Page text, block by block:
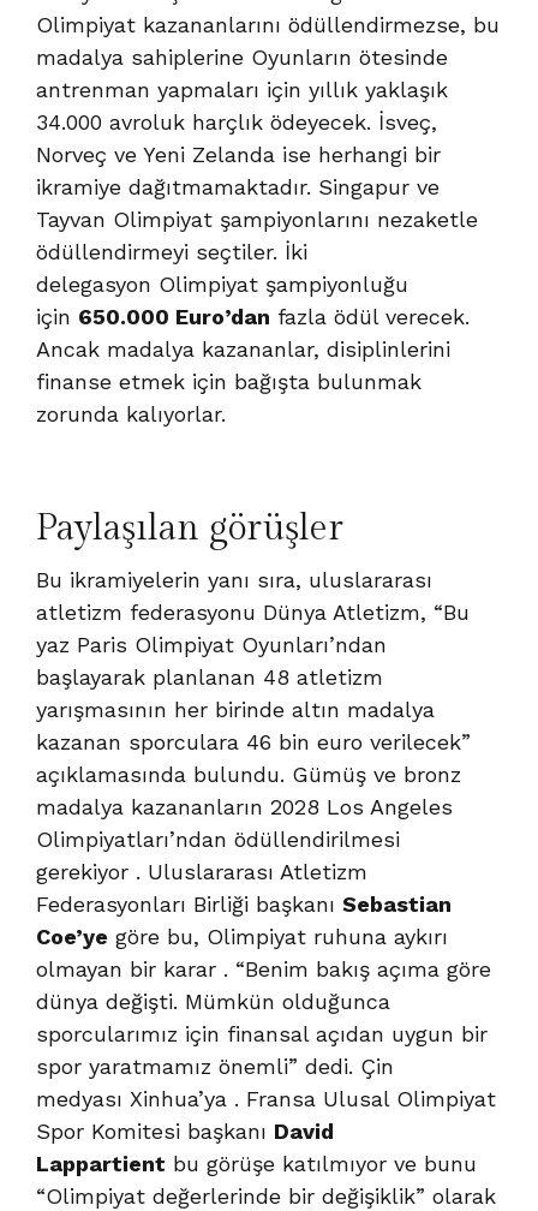
Olimpiyat kazananlarını ödüllendirmezse, bu
madalya sahiplerine Oyunların ötesinde
antrenman yapmaları için yıllık yaklaşık
34.000 avroluk harçlık ödeyecek. İsveç,
Norveç ve Yeni Zelanda ise herhangi bir
ikramiye dağıtmamaktadır. Singapur ve
Tayvan Olimpiyat şampiyonlarını nezaketle
ödüllendirmeyi seçtiler. İki
delegasyon Olimpiyat şampiyonluğu
için 650.000 Euro’dan fazla ödül verecek.
Ancak madalya kazananlar, disiplinlerini
finanse etmek için bağışta bulunmak
zorunda kalıyorlar.
Paylaşılan görüşler
Bu ikramiyelerin yanı sıra, uluslararası
atletizm federasyonu Dünya Atletizm, “Bu
yaz Paris Olimpiyat Oyunları’ndan
başlayarak planlanan 48 atletizm
yarışmasının her birinde altın madalya
kazanan sporculara 46 bin euro verilecek”
açıklamasında bulundu. Gümüş ve bronz
madalya kazananların 2028 Los Angeles
Olimpiyatları’ndan ödüllendirilmesi
gerekiyor . Uluslararası Atletizm
Federasyonları Birliği başkanı Sebastian
Coe’ye göre bu, Olimpiyat ruhuna aykırı
olmayan bir karar . “Benim bakış açıma göre
dünya değişti. Mümkün olduğunca
sporcularımız için finansal açıdan uygun bir
spor yaratmamız önemli” dedi. Çin
medyası Xinhua’ya . Fransa Ulusal Olimpiyat
Spor Komitesi başkanı David
Lappartient bu görüşe katılmıyor ve bunu
“Olimpiyat değerlerinde bir değişiklik” olarak